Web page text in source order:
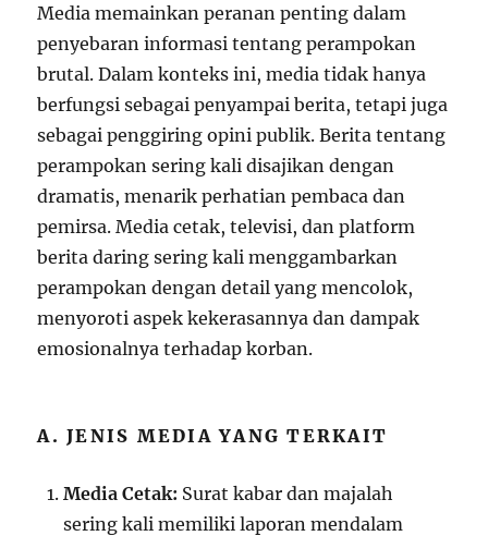
Media memainkan peranan penting dalam
penyebaran informasi tentang perampokan
brutal. Dalam konteks ini, media tidak hanya
berfungsi sebagai penyampai berita, tetapi juga
sebagai penggiring opini publik. Berita tentang
perampokan sering kali disajikan dengan
dramatis, menarik perhatian pembaca dan
pemirsa. Media cetak, televisi, dan platform
berita daring sering kali menggambarkan
perampokan dengan detail yang mencolok,
menyoroti aspek kekerasannya dan dampak
emosionalnya terhadap korban.
A. JENIS MEDIA YANG TERKAIT
Media Cetak: Surat kabar dan majalah
sering kali memiliki laporan mendalam